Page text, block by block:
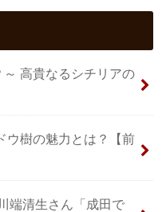
高貴なるシチリアの
ウ樹の魅力とは？【前
端清生さん「成田で